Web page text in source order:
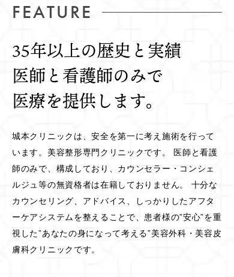
FEATURE
35年以上の歴史と実績
医師と看護師のみで
医療を提供します。
城本クリニックは、安全を第一に考え施術を行って
います。美容整形専門クリニックです。 医師と看護
師のみで、構成しており、カウンセラー・コンシェ
ルジュ等の無資格者は在籍しておりません。 十分な
カウンセリング、アドバイス、しっかりしたアフタ
ーケアシステムを整えることで、患者様の”安心”を重
視した”あなたの身になって考える”美容外科・美容皮
膚科クリニックです。